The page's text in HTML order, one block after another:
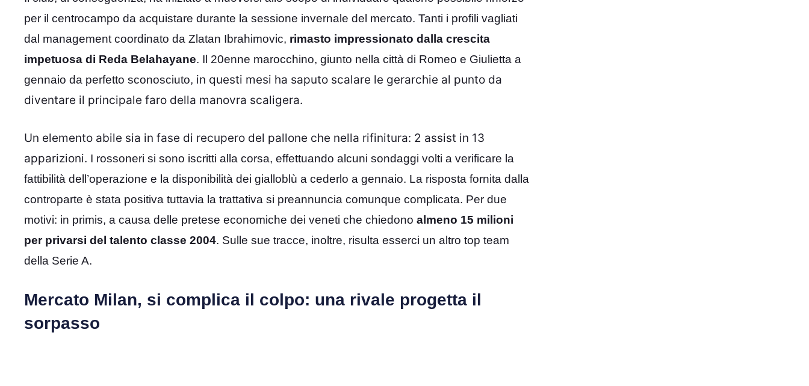
per il centrocampo da acquistare durante la sessione invernale del mercato. Tanti i profili vagliati
dal management coordinato da Zlatan Ibrahimovic, rimasto impressionato dalla crescita
impetuosa di Reda Belahayane. Il 20enne marocchino, giunto nella città di Romeo e Giulietta a
gennaio da perfetto sconosciuto, in questi mesi ha saputo scalare le gerarchie al punto da
diventare il principale faro della manovra scaligera.
Un elemento abile sia in fase di recupero del pallone che nella rifinitura: 2 assist in 13
apparizioni. I rossoneri si sono iscritti alla corsa, effettuando alcuni sondaggi volti a verificare la
fattibilità dell’operazione e la disponibilità dei gialloblù a cederlo a gennaio. La risposta fornita dalla
controparte è stata positiva tuttavia la trattativa si preannuncia comunque complicata. Per due
motivi: in primis, a causa delle pretese economiche dei veneti che chiedono almeno 15 milioni
per privarsi del talento classe 2004. Sulle sue tracce, inoltre, risulta esserci un altro top team
della Serie A.
Mercato Milan, si complica il colpo: una rivale progetta il
sorpasso